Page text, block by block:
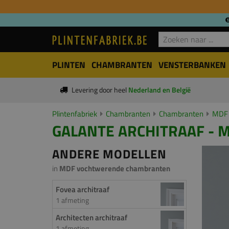
PLINTEN CHAMBRANTEN VENSTERBANKEN
Levering door heel Nederland en België
Plintenfabriek Chambranten Chambranten
GALANTE ARCHITRAAF
ANDERE MODELLEN
in MDF vochtwerende chambranten
Fovea architraaf
1 afmeting
Architecten architraaf